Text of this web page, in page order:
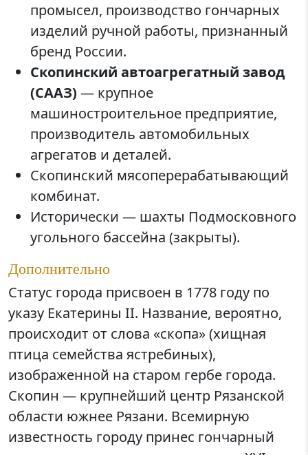
промысел, производство гончарных
изделий ручной работы, признанный
бренд России.
Скопинский автоагрегатный завод
(СААЗ) — крупное
машиностроительное предприятие,
производитель автомобильных
агрегатов и деталей.
Скопинский мясоперерабатывающий
комбинат.
Исторически — шахты Подмосковного
угольного бассейна (закрыты).
Дополнительно
Статус города присвоен в 1778 году по
указу Екатерины II. Название, вероятно,
происходит от слова «скопа» (хищная
птица семейства ястребиных),
изображенной на старом гербе города.
Скопин — крупнейший центр Рязанской
области южнее Рязани. Всемирную
известность городу принес гончарный